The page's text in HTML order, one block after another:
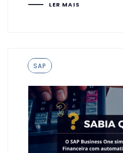
LER MAIS
Tags
SAP